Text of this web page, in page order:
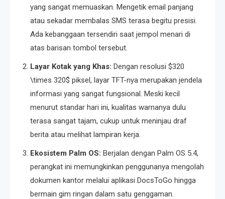
yang sangat memuaskan. Mengetik email panjang
atau sekadar membalas SMS terasa begitu presisi.
Ada kebanggaan tersendiri saat jempol menari di
atas barisan tombol tersebut.
Layar Kotak yang Khas: Dengan resolusi $320
\times 320$ piksel, layar TFT-nya merupakan jendela
informasi yang sangat fungsional. Meski kecil
menurut standar hari ini, kualitas warnanya dulu
terasa sangat tajam, cukup untuk meninjau draf
berita atau melihat lampiran kerja.
Ekosistem Palm OS: Berjalan dengan Palm OS 5.4,
perangkat ini memungkinkan penggunanya mengolah
dokumen kantor melalui aplikasi DocsToGo hingga
bermain gim ringan dalam satu genggaman.